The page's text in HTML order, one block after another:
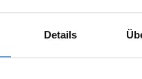
Details
sie bei Tätigkeiten
mit großem
Mitarbeitenden